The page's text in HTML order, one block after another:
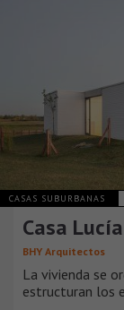
CASAS SUBURBANAS
Casa Lucía
BHY Arquitectos
La vivienda se
estructuran los